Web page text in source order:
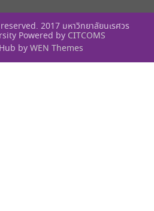
2017 มหาวิทยาลัยนเรศวร
Powered by CITCOMS
by WEN Themes